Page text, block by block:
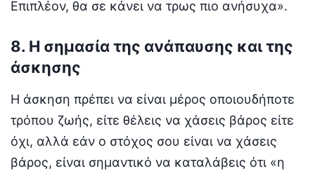
Επιπλέον, θα σε κάνει να τρως πιο ανήσυχα».
8. Η σημασία της ανάπαυσης και της
άσκησης
Η άσκηση πρέπει να είναι μέρος οποιουδήποτε
τρόπου ζωής, είτε θέλεις να χάσεις βάρος είτε
όχι, αλλά εάν ο στόχος σου είναι να χάσεις
βάρος, είναι σημαντικό να καταλάβεις ότι «η